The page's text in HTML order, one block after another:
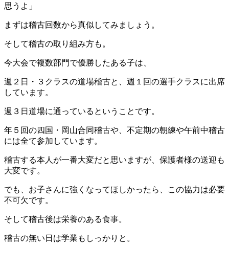
思うよ」
まずは稽古回数から真似してみましょう。
そして稽古の取り組み方も。
今大会で複数部門で優勝したある子は、
週２日・３クラスの道場稽古と、週１回の選手クラスに出席
しています。
週３日道場に通っているということです。
年５回の四国・岡山合同稽古や、不定期の朝練や午前中稽古
には全て参加しています。
稽古する本人が一番大変だと思いますが、保護者様の送迎も
大変です。
でも、お子さんに強くなってほしかったら、この協力は必要
不可欠です。
そして稽古後は栄養のある食事。
稽古の無い日は学業もしっかりと。